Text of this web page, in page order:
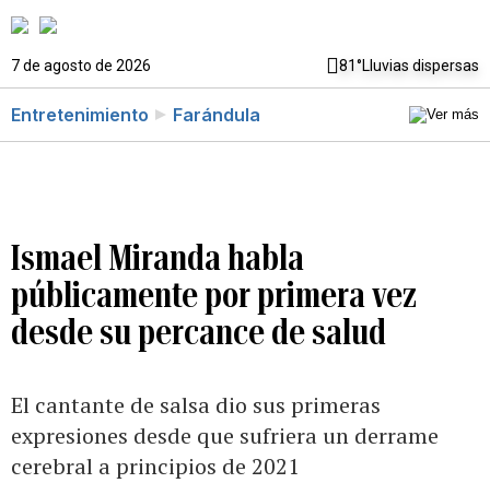
7 de agosto de 2026 81°Lluvias dispersas
Entretenimiento Farándula
Ismael Miranda habla
públicamente por primera vez
desde su percance de salud
El cantante de salsa dio sus primeras
expresiones desde que sufriera un derrame
cerebral a principios de 2021